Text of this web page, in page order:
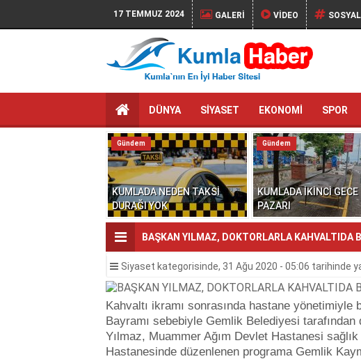
17 TEMMUZ 2024 GALERİ VİDEO
DÜNYA SİYASET EKONOMİ SPOR
KUMLADA NEDEN TAKSİ
DURAĞI YOK
Gündem
KUMLADA İKİNCİ GECE
PAZARI
Gündem
BAŞKAN YILMAZ, DOKTORLARLA KAHVALTIDA
Siyaset kategorisinde, 31 Ağu 2020 - 05:06 tarihinde
Kahvaltı ikramı sonrasında hastane
Bayramı sebebiyle Gemlik Belediyesi
Yılmaz, Muammer Ağım Devlet Hastanesi
Hastanesinde düzenlenen programa Gemlik